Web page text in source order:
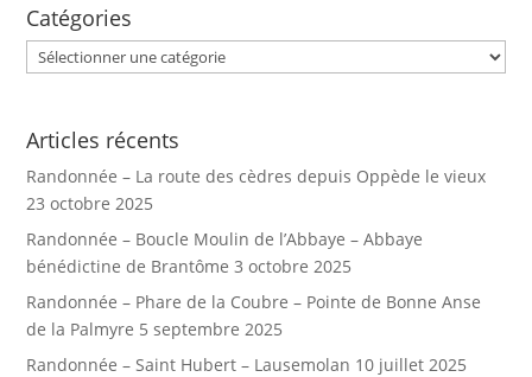
Catégories
Catégories
Articles récents
Randonnée – La route des cèdres depuis Oppède le vieux
23 octobre 2025
Randonnée – Boucle Moulin de l’Abbaye – Abbaye
bénédictine de Brantôme 3 octobre 2025
Randonnée – Phare de la Coubre – Pointe de Bonne Anse
de la Palmyre 5 septembre 2025
Randonnée – Saint Hubert – Lausemolan 10 juillet 2025